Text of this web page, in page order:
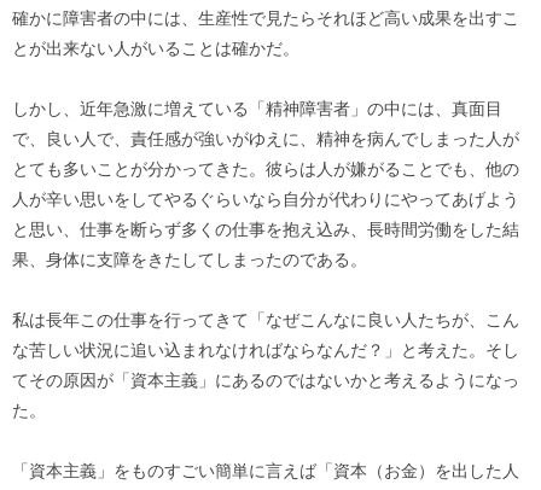
確かに障害者の中には、生産性で見たらそれほど高い成果を出すこ
とが出来ない人がいることは確かだ。
しかし、近年急激に増えている「精神障害者」の中には、真面目
で、良い人で、責任感が強いがゆえに、精神を病んでしまった人が
とても多いことが分かってきた。彼らは人が嫌がることでも、他の
人が辛い思いをしてやるぐらいなら自分が代わりにやってあげよう
と思い、仕事を断らず多くの仕事を抱え込み、長時間労働をした結
果、身体に支障をきたしてしまったのである。
私は長年この仕事を行ってきて「なぜこんなに良い人たちが、こん
な苦しい状況に追い込まれなければならなんだ？」と考えた。そし
てその原因が「資本主義」にあるのではないかと考えるようになっ
た。
「資本主義」をものすごい簡単に言えば「資本（お金）を出した人